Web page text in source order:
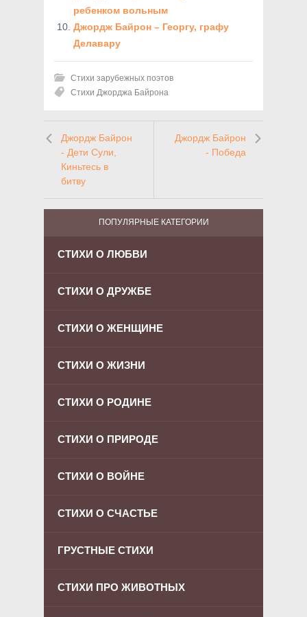
ребенком вольным
Джордж Байрон – Георгу, графу
Делавару
Стихи зарубежных поэтов
Стихи Джорджа Байрона
Джордж Байрон
- Дети Сули,
Киньтесь в
битву
Джордж Байрон
- Победа
ПОПУЛЯРНЫЕ КАТЕГОРИИ
СТИХИ О ЛЮБВИ
СТИХИ О ДРУЖБЕ
СТИХИ О ЖЕНЩИНЕ
СТИХИ О ЖИЗНИ
СТИХИ О РОДИНЕ
СТИХИ О ПРИРОДЕ
СТИХИ О ВОЙНЕ
СТИХИ О СЧАСТЬЕ
ГРУСТНЫЕ СТИХИ
СТИХИ ПРО ЖИВОТНЫХ